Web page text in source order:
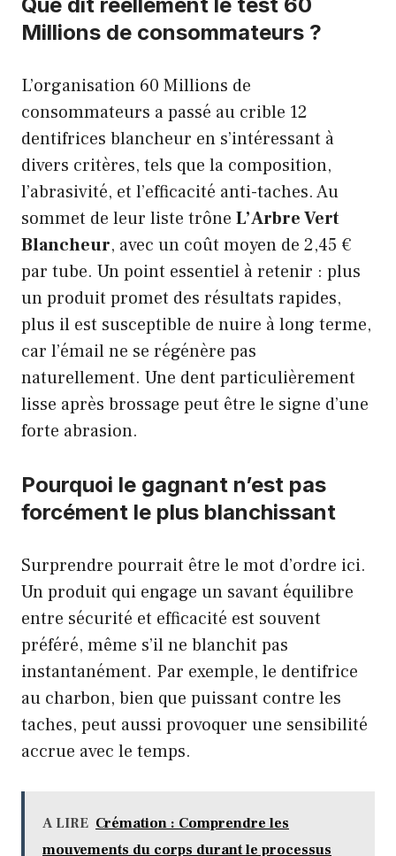
Millions de consommateurs ?
L’organisation 60 Millions de
consommateurs a passé au crible 12
dentifrices blancheur en s’intéressant à
divers critères, tels que la composition,
l’abrasivité, et l’efficacité anti-taches. Au
sommet de leur liste trône L’Arbre Vert
Blancheur, avec un coût moyen de 2,45 €
par tube. Un point essentiel à retenir : plus
un produit promet des résultats rapides,
plus il est susceptible de nuire à long terme,
car l’émail ne se régénère pas
naturellement. Une dent particulièrement
lisse après brossage peut être le signe d’une
forte abrasion.
Pourquoi le gagnant n’est pas
forcément le plus blanchissant
Surprendre pourrait être le mot d’ordre ici.
Un produit qui engage un savant équilibre
entre sécurité et efficacité est souvent
préféré, même s’il ne blanchit pas
instantanément. Par exemple, le dentifrice
au charbon, bien que puissant contre les
taches, peut aussi provoquer une sensibilité
accrue avec le temps.
A LIRE Crémation : Comprendre les
mouvements du corps durant le processus